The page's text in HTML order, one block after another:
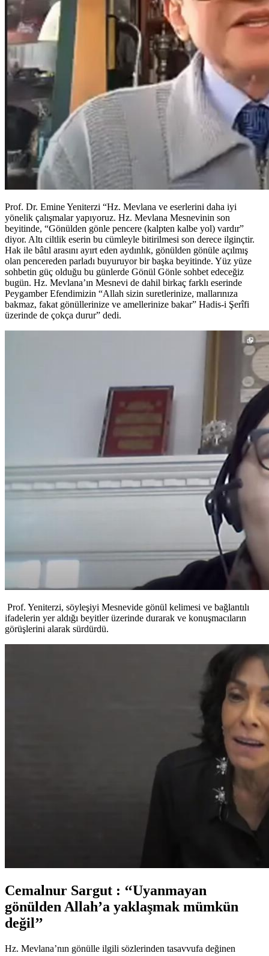
Prof. Dr. Emine Yeniterzi “Hz. Mevlana ve eserlerini daha iyi
yönelik çalışmalar yapıyoruz. Hz. Mevlana Mesnevinin son
beyitinde, “Gönülden gönle pencere (kalpten kalbe yol) vardır”
diyor. Altı ciltlik eserin bu cümleyle bitirilmesi son derece ilginçtir.
Hak ile bâtıl arasını ayırt eden aydınlık, gönülden gönüle açılmış
olan pencereden parladı buyuruyor bir başka beyitinde. Yüz yüze
sohbetin güç olduğu bu günlerde Gönül Gönle sohbet edeceğiz
bugün. Hz. Mevlana’ın Mesnevi de dahil birkaç farklı eserinde
Peygamber Efendimizin “Allah sizin suretlerinize, mallarınıza
bakmaz, fakat gönüllerinize ve amellerinize bakar” Hadis-i Şerîfi
üzerinde de çokça durur” dedi.
Prof. Yeniterzi, söyleşiyi Mesnevide gönül kelimesi ve bağlantılı
ifadelerin yer aldığı beyitler üzerinde durarak ve konuşmacıların
görüşlerini alarak sürdürdü.
Cemalnur Sargut : ‘‘Uyanmayan
gönülden Allah’a yaklaşmak mümkün
değil’’
Hz. Mevlana’nın gönülle ilgili sözlerinden tasavvufa değinen